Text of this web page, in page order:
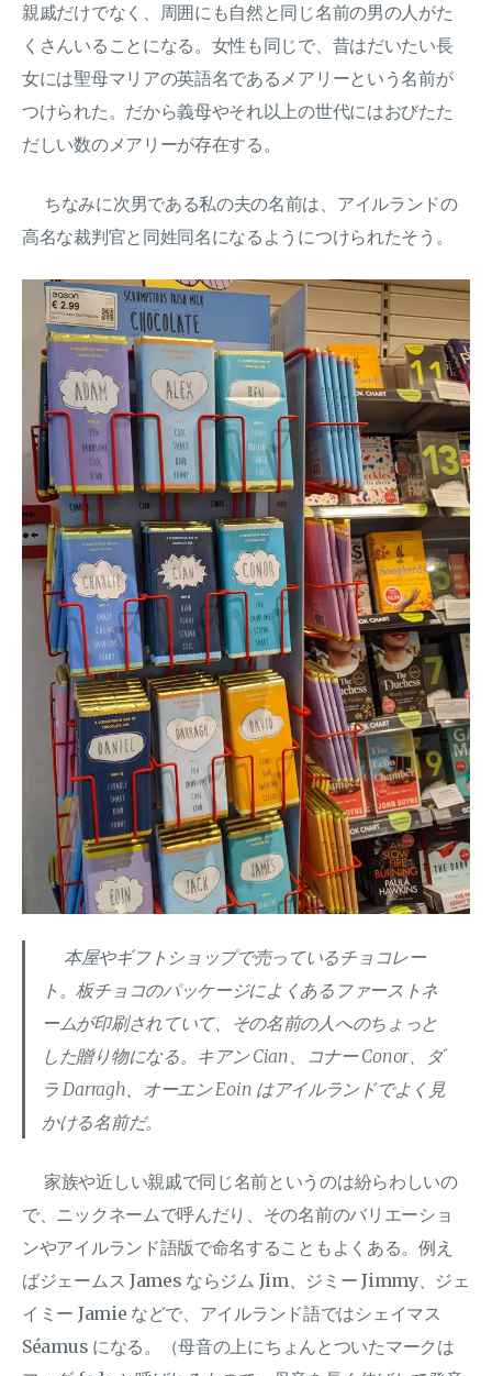
親戚だけでなく、周囲にも自然と同じ名前の男の人がた
くさんいることになる。女性も同じで、昔はだいたい長
女には聖母マリアの英語名であるメアリーという名前が
つけられた。だから義母やそれ以上の世代にはおびたた
だしい数のメアリーが存在する。
ちなみに次男である私の夫の名前は、アイルランドの
高名な裁判官と同姓同名になるようにつけられたそう。
本屋やギフトショップで売っているチョコレー
ト。板チョコのパッケージによくあるファーストネ
ームが印刷されていて、その名前の人へのちょっと
した贈り物になる。キアン Cian、コナー Conor、ダ
ラ Darragh、オーエン Eoin はアイルランドでよく見
かける名前だ。
家族や近しい親戚で同じ名前というのは紛らわしいの
で、ニックネームで呼んだり、その名前のバリエーショ
ンやアイルランド語版で命名することもよくある。例え
ばジェームス James ならジム Jim、ジミー Jimmy、ジェ
イミー Jamie などで、アイルランド語ではシェイマス
Séamus になる。（母音の上にちょんとついたマークは